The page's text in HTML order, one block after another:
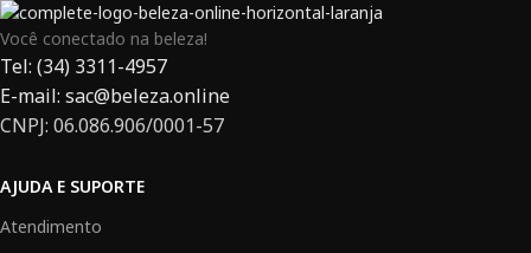
Você conectado na beleza!
Tel: (34) 3311-4957
E-mail: sac@beleza.online
CNPJ: 06.086.906/0001-57
AJUDA E SUPORTE
Atendimento